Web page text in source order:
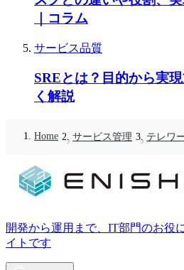
｜コラム
サービス品質
SREとは？目的から実
く解説
Home サービス管理 テレワ
開発から運用まで、IT部門のお役
イトです